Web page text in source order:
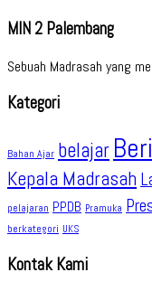
MIN 2 Palembang
Sebuah Madrasah yang
Kategori
Bahan Ajar belajar
Kepala Madrasah
pelajaran PPDB Pramuka
berkategori UKS
Kontak Kami